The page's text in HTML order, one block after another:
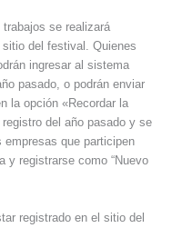
se realizará
del festival. Quienes
ingresar al sistema
pasado, o podrán enviar
la opción «Recordar la
del año pasado y se
empresas que participen
y registrarse como “Nuevo
registrado en el sitio del